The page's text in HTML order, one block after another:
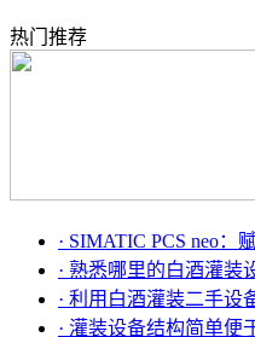
热门推荐
· SIMATIC PCS neo：
· 熟悉哪里的白酒灌装
· 利用白酒灌装二手设
· 灌装设备结构简单便